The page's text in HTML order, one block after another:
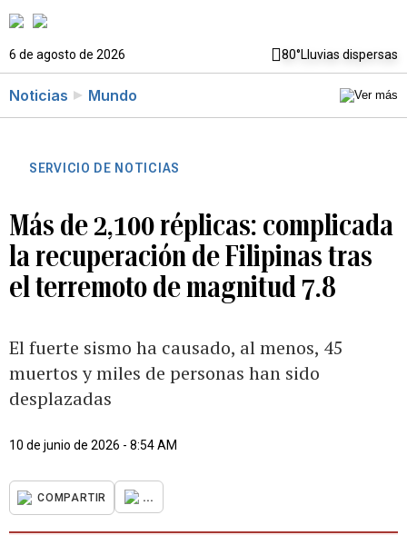
6 de agosto de 2026 80°Lluvias dispersas
Noticias Mundo
SERVICIO DE NOTICIAS
Más de 2,100 réplicas: complicada
la recuperación de Filipinas tras
el terremoto de magnitud 7.8
El fuerte sismo ha causado, al menos, 45
muertos y miles de personas han sido
desplazadas
10 de junio de 2026 - 8:54 AM
COMPARTIR ...